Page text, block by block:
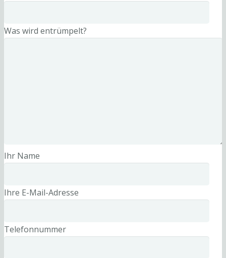
Was wird entrümpelt?
Ihr Name
Ihre E-Mail-Adresse
Telefonnummer